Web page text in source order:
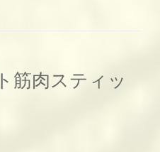
筋肉スティッ